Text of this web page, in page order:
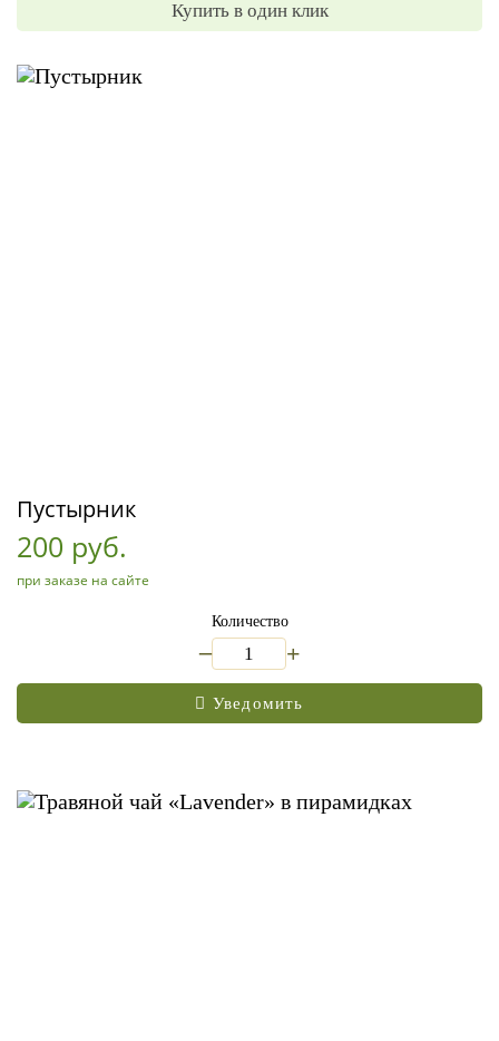
Купить в один клик
Пустырник
200 руб.
при заказе на сайте
Количество
+
Уведомить